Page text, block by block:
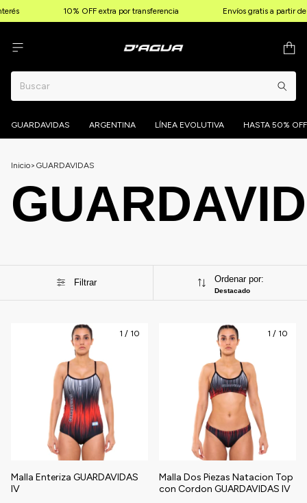
10% OFF extra por transferencia Envíos gratis a partir de
GUARDAVIDAS ARGENTINA LÍNEA EVOLUTIVA HASTA 50% OFF
Inicio> GUARDAVIDAS
Filtrar Ordenar por:
Destacado
1 / 10
Malla Enteriza GUARDAVIDAS
IV
1 / 10
Malla Dos Piezas Natacion Top
con Cordon GUARDAVIDAS IV